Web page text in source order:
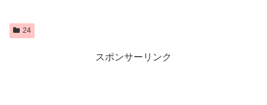
24
スポンサーリンク